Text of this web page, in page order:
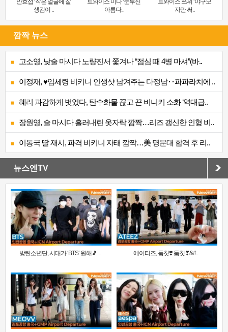
안효섭 ‘작은 얼굴에 잘
생김이 ..
트와이스 미나 ‘눈부신
아름다..
트와이스 쯔위 ‘야구모
자만 써..
깜짝 뉴스
고소영, 낮술 마시다 노량진서 쫓겨나 “점심 때 4병 마셔”(바..
이정재, ♥임세령 비키니 인생샷 남겨주는 다정남‥파파라치에 ..
혜리 과감하게 벗었다, 탄수화물 끊고 끈 비니키 소화 ‘역대급..
장원영, 술 마시다 흘러내린 옷자락 깜짝…리즈 갱신한 인형 비..
이동국 딸 재시, 파격 비키니 자태 깜짝…美 명문대 합격 후 리..
뉴스엔TV
방탄소년단, 시대가 ‘BTS’ 원해🎵 .. 에이티즈, 둠칫❣️ 둠칫❣&#..